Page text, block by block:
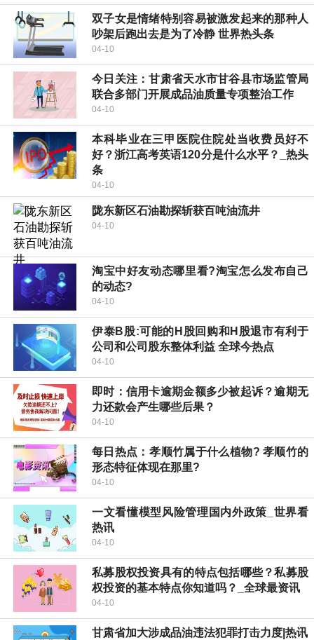
双子女是情绪特别容易被激发起来的那种人
吵架后跑出去是为了冷静 世界热头条
04-10
今日关注：甘肃省天水市甘谷县市场监管局
联合多部门开展成品油质量专项整治工作
04-10
本科毕业在三甲医院住院处当收费员好不
好？浙江高考英语120分是什么水平？_热头
条
04-10
陇东新区石油勘探斩获百吨油流井
04-10
淘宝中好友动态哪里看?淘宝怎么发布自己
的动态?
04-10
伊泰B股:可能的H股回购和H股退市有利于
公司和公司股东整体利益 全球今热点
04-10
即时：信用卡逾期金额多少被起诉？逾期无
力还款会产生哪些后果？
04-10
每日热点：​孝顺竹属于什么植物? 孝顺竹的
形态特征体现在那里?
04-10
一文看懂模型风险管理国内外政策_世界看
热讯
04-10
私募股权投资具有的特点包括哪些？私募股
权投资的基本特点你知道吗？_全球最资讯
04-10
甘肃省加大涉成品油违法犯罪打击力度|热讯